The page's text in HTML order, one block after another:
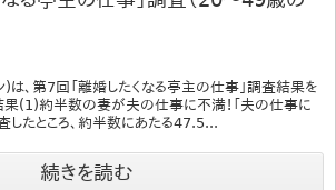
)は、第7回「離婚したくなる亭主の仕事」調査結果を
果(1)約半数の妻が夫の仕事に不満！「夫の仕事に
したところ、約半数にあたる47.5...
続きを読む